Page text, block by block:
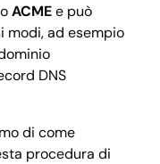
ACMEe può
modi, ad esempio
DNS
di come
procedura di